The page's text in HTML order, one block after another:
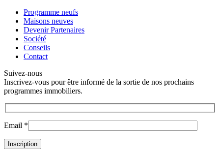
Programme neufs
Maisons neuves
Devenir Partenaires
Société
Conseils
Contact
Suivez-nous
Inscrivez-vous pour être informé de la sortie de nos prochains
programmes immobiliers.
Email *